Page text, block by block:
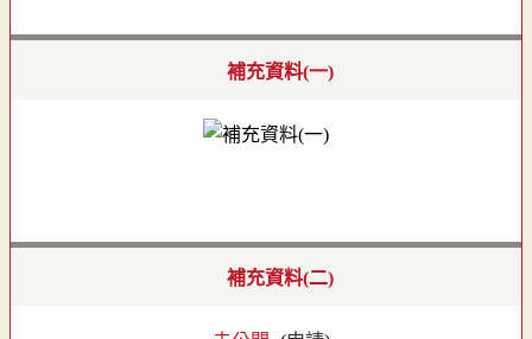
補充資料(一)
補充資料(二)